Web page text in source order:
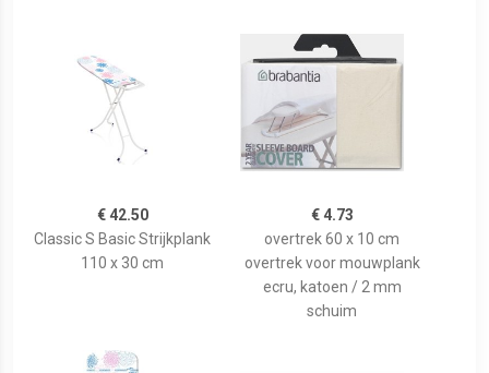
€ 42.50
Classic S Basic Strijkplank
110 x 30 cm
€ 4.73
overtrek 60 x 10 cm
overtrek voor mouwplank
ecru, katoen / 2 mm
schuim